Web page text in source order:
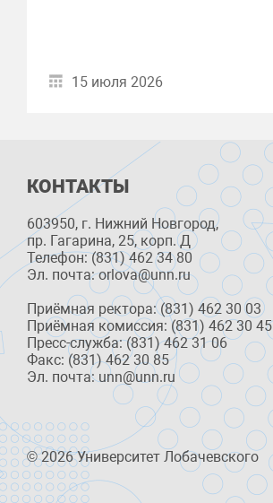
15 июля 2026
КОНТАКТЫ
603950, г. Нижний Новгород,
пр. Гагарина, 25, корп. Д
Телефон: (831) 462 34 80
Эл. почта: orlova@unn.ru
Приёмная ректора: (831) 462 30 03
Приёмная комиссия: (831) 462 30 45
Пресс-служба: (831) 462 31 06
Факс: (831) 462 30 85
Эл. почта: unn@unn.ru
© 2026 Университет Лобачевского